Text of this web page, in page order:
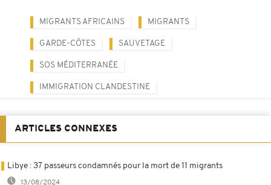
MIGRANTS AFRICAINS MIGRANTS
GARDE-CÔTES SAUVETAGE
SOS MÉDITERRANÉE
IMMIGRATION CLANDESTINE
ARTICLES CONNEXES
Libye : 37 passeurs condamnés pour la mort de 11 migrants
13/08/2024